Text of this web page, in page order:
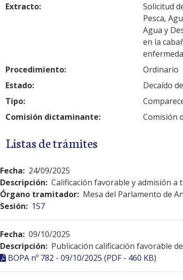
Extracto:
Solicitud
Pesca,
Agua y
en la
Procedimiento:
Ordinario
Estado:
Decaído
Tipo:
Comisión dictaminante:
Comisión
Listas de trámites
Fecha: 24/09/2025
Descripción: Calificación favorable y admisión a
Órgano tramitador: Mesa del Parlamento de
Sesión: 157
Fecha: 09/10/2025
Descripción: Publicación calificación favorable de
BOPA nº 782 - 09/10/2025 (PDF - 460 KB)